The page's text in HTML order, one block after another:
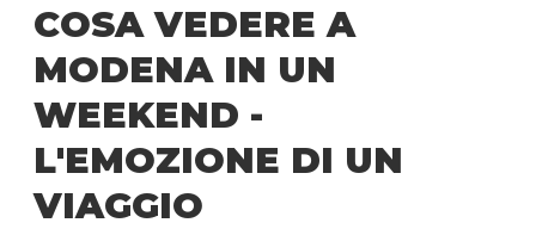
COSA VEDERE A
MODENA IN UN
WEEKEND -
L'EMOZIONE DI UN
VIAGGIO